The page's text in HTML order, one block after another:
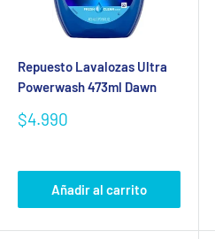
Repuesto Lavalozas Ultra
Powerwash 473ml Dawn
Precio
$4.990
Añadir al carrito